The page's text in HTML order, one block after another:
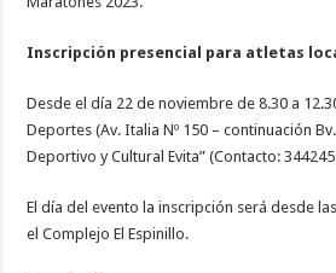
Inscripción presencial para atletas
Desde el día 22 de noviembre de 8.30 a
Deportes (Av. Italia Nº 150 – continuación
Deportivo y Cultural Evita” (Contacto:
El día del evento la inscripción será desde
el Complejo El Espinillo.